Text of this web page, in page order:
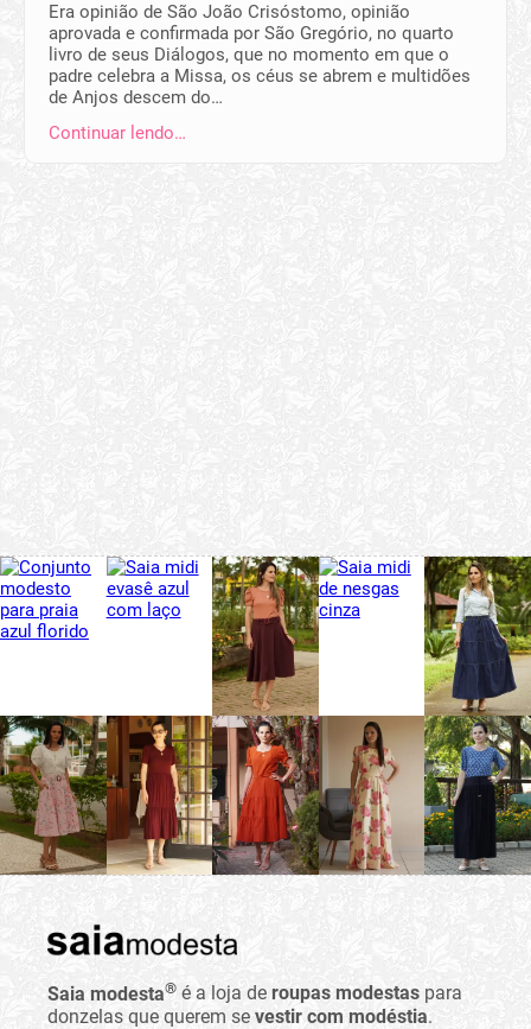
Era opinião de São João Crisóstomo, opinião
aprovada e confirmada por São Gregório, no quarto
livro de seus Diálogos, que no momento em que o
padre celebra a Missa, os céus se abrem e multidões
de Anjos descem do…
Continuar lendo…
Saia modesta® é a loja de roupas modestas para
donzelas que querem se vestir com modéstia.